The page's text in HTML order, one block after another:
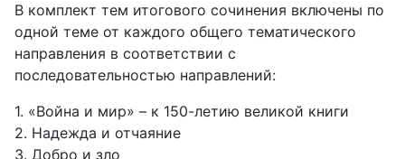
В комплект тем итогового сочинения включены по
одной теме от каждого общего тематического
направления в соответствии с
последовательностью направлений:
1. «Война и мир» – к 150-летию великой книги
2. Надежда и отчаяние
3. Добро и зло